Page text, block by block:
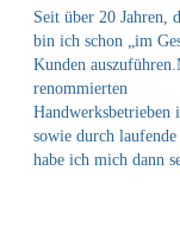
Seit über 20 Jahren,
bin ich schon „im
Kunden
renommierten
sowie durch
habe ich mich dann